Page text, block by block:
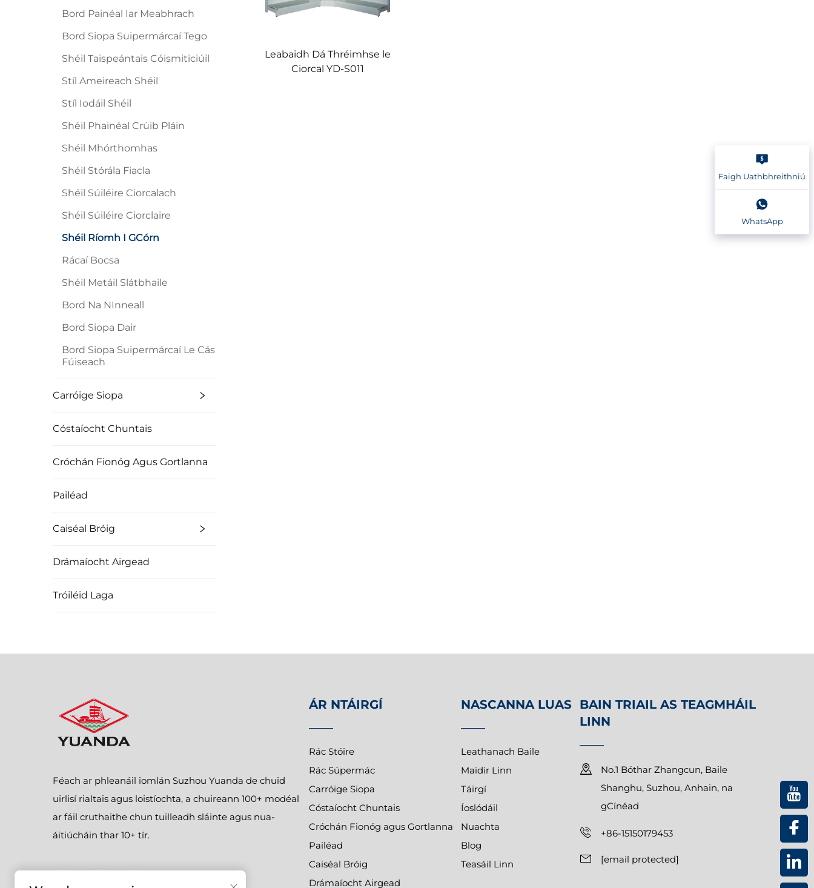
Bord Painéal Iar Meabhrach
Bord Siopa Suipermárcaí Tego
Shéil Taispeántais Cóismiticiúil
Stíl Ameireach Shéil
Stíl Iodáil Shéil
Shéil Phainéal Crúib Pláin
Shéil Mhórthomhas
Shéil Stórála Fiacla
Shéil Súiléire Ciorcalach
Shéil Súiléire Ciorclaire
Shéil Ríomh I GCórn
Rácaí Bocsa
Shéil Metáil Slátbhaile
Bord Na NInneall
Bord Siopa Dair
Bord Siopa Suipermárcaí Le Cás
Fúiseach
Carróige Siopa
Cóstaíocht Chuntais
Cróchán Fionóg Agus Gortlanna
Pailéad
Caiséal Bróig
Drámaíocht Airgead
Tróiléid Laga
Leabaidh Dá Thréimhse le
Ciorcal YD-S011
Faigh Uathbhreithniú
WhatsApp
Féach ar phleanáil iomlán Suzhou Yuanda de chuid
uirlisí rialtais agus loistíochta, a chuireann 100+ modéal
ar fáil cruthaithe chun tuilleadh sláinte agus nua-
áitiúcháin thar 10+ tír.
ÁR NTÁIRGÍ
Rác Stóire
Rác Súpermác
Carróige Siopa
Cóstaíocht Chuntais
Cróchán Fionóg agus Gortlanna
Pailéad
Caiséal Bróig
Drámaíocht Airgead
NASCANNA LUAS
Leathanach Baile
Maidir Linn
Táirgí
Íoslódáil
Nuachta
Blog
Teasáil Linn
BAIN TRIAIL AS TEAGMHÁIL
LINN
No.1 Bóthar Zhangcun, Baile
Shanghu, Suzhou, Anhain, na
gCínéad
+86-15150179453
[email protected]